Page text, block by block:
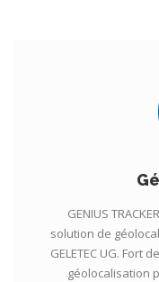
GENIUS
solution de
GELETEC UG. Fort
géolocalisation